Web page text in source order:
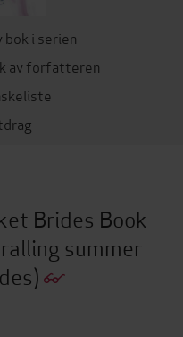
bok i serien
av forfatteren
Brides Book
summer